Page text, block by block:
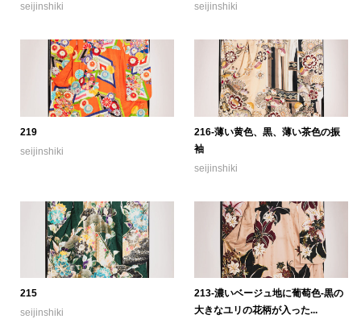
seijinshiki
seijinshiki
219
seijinshiki
216-薄い黄色、黒、薄い茶色の振
袖
seijinshiki
215
seijinshiki
213-濃いベージュ地に葡萄色-黒の
大きなユリの花柄が入った...